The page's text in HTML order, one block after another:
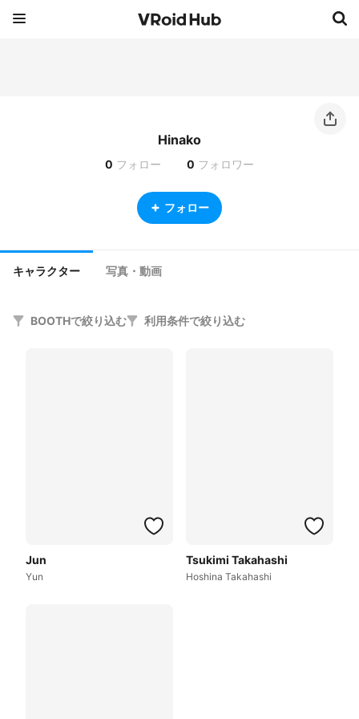
Hinako
0 フォロー 0 フォロワー
フォロー
キャラクター 写真・動画
BOOTHで絞り込む 利用条件で絞り込む
Jun
Yun
Tsukimi Takahashi
Hoshina Takahashi